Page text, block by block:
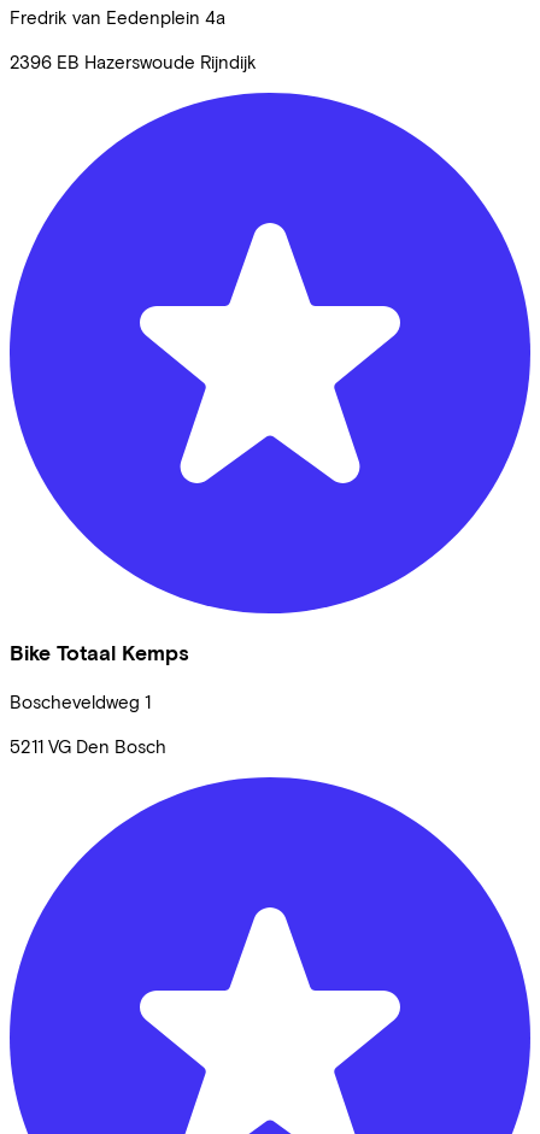
Fredrik van Eedenplein 4a
2396 EB Hazerswoude Rijndijk
Bike Totaal Kemps
Boscheveldweg 1
5211 VG Den Bosch